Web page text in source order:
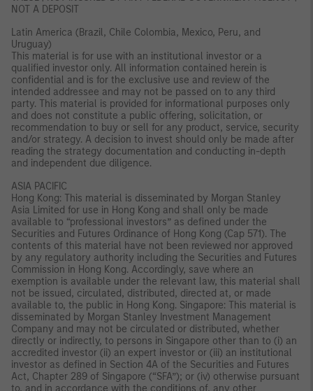
NOT A DEPOSIT
Latin America (Brazil, Chile Colombia, Mexico, Peru, and
Uruguay)
This material is for use with an institutional investor or a
qualified investor only. All information contained herein is
confidential and is for the exclusive use and review of the
intended addressee and may not be passed on to any third
party. This material is provided for informational purposes only
and does not constitute a public offering, solicitation, or
recommendation to buy or sell for any product, service, security
and/or strategy. A decision to invest should only be made after
reading the strategy documentation and conducting in-depth
and independent due diligence.
ASIA PACIFIC
Hong Kong: This material is disseminated by Morgan Stanley
Asia Limited for use in Hong Kong and shall only be made
available to “professional investors” as defined under the
Securities and Futures Ordinance of Hong Kong (Cap 571). The
contents of this material have not been reviewed nor approved
by any regulatory authority including the Securities and Futures
Commission in Hong Kong. Accordingly, save where an
exemption is available under the relevant law, this material shall
not be issued, circulated, distributed, directed at, or made
available to, the public in Hong Kong. Singapore: This material is
disseminated by Morgan Stanley Investment Management
Company and may not be circulated or distributed, whether
directly or indirectly, to persons in Singapore other than to (i) an
accredited investor (ii) an expert investor or (iii) an institutional
investor as defined in Section 4A of the Securities and Futures
Act, Chapter 289 of Singapore (“SFA”); or (iv) otherwise pursuant
to, and in accordance with the conditions of, any other